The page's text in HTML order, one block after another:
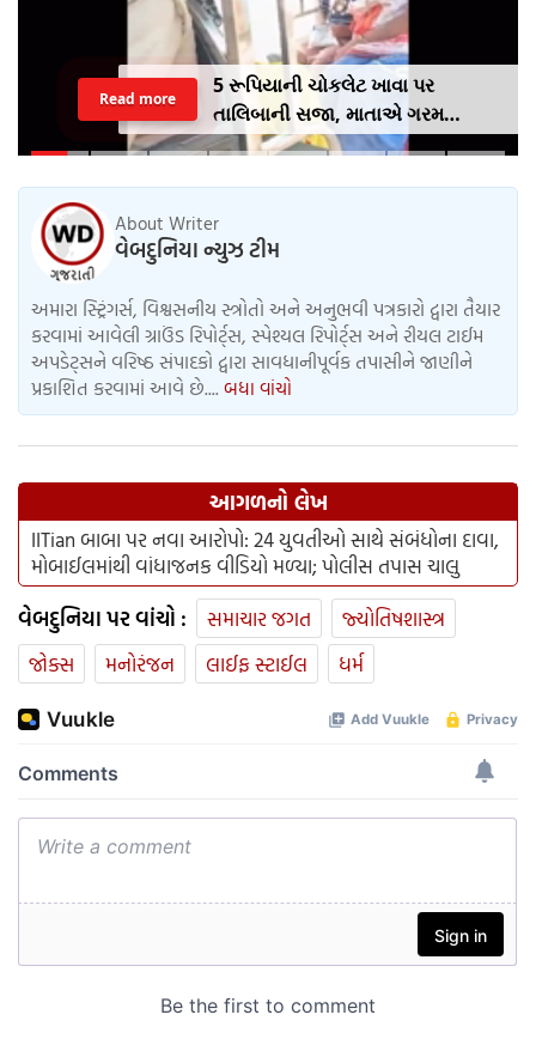
5 રૂપિયાની ચોકલેટ ખાવા પર
તાલિબાની સજા, માતાએ ગરમ
ચપ્પુથી પુત્રના પગમાં આપ્યો ડામ,
Read more
About Writer
વેબદુનિયા ન્યુઝ ટીમ
અમારા સ્ટ્રિંગર્સ, વિશ્વસનીય સ્ત્રોતો અને અનુભવી પત્રકારો દ્વારા તૈયાર
કરવામાં આવેલી ગ્રાઉંડ રિપોર્ટ્સ, સ્પેશ્યલ રિપોર્ટ્સ અને રીયલ ટાઈમ
અપડેટ્સને વરિષ્ઠ સંપાદકો દ્વારા સાવધાનીપૂર્વક તપાસીને જાણીને
પ્રકાશિત કરવામાં આવે છે.... બધા વાંચો
આગળનો લેખ
IITian બાબા પર નવા આરોપો: 24 યુવતીઓ સાથે સંબંધોના દાવા,
મોબાઈલમાંથી વાંધાજનક વીડિયો મળ્યા; પોલીસ તપાસ ચાલુ
વેબદુનિયા પર વાંચો : સમાચાર જગત
જ્યોતિષશાસ્ત્ર
જોક્સ
મનોરંજન લાઈફ સ્ટાઈલ ધર્મ